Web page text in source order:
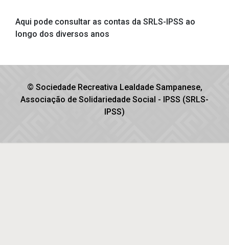
Aqui pode consultar as contas da SRLS-IPSS ao
longo dos diversos anos
© Sociedade Recreativa Lealdade Sampanese,
Associação de Solidariedade Social - IPSS (SRLS-
IPSS)